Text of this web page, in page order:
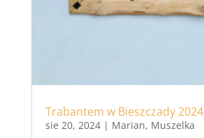
Trabantem w Bieszczady 2024
sie 20, 2024| Marian, Muszelka